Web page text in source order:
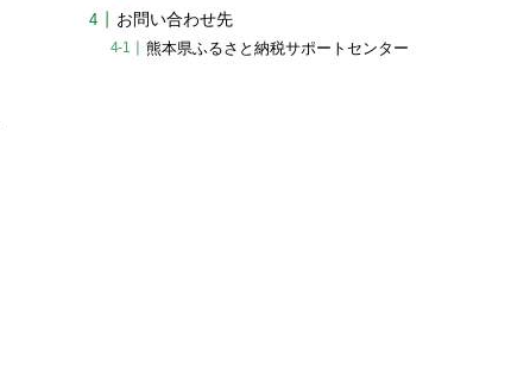
お問い合わせ先
熊本県ふるさと納税サポートセンター